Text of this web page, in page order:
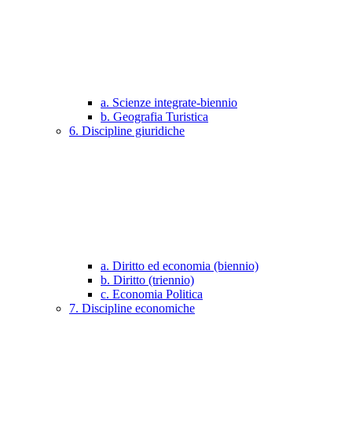
a. Scienze integrate-biennio
b. Geografia Turistica
6. Discipline giuridiche
a. Diritto ed economia (biennio)
b. Diritto (triennio)
c. Economia Politica
7. Discipline economiche